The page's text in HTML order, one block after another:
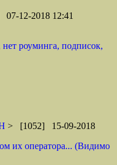
12-2018 12:41
роуминга, подписок,
> [1052] 15-09-2018
их оператора... (Видимо